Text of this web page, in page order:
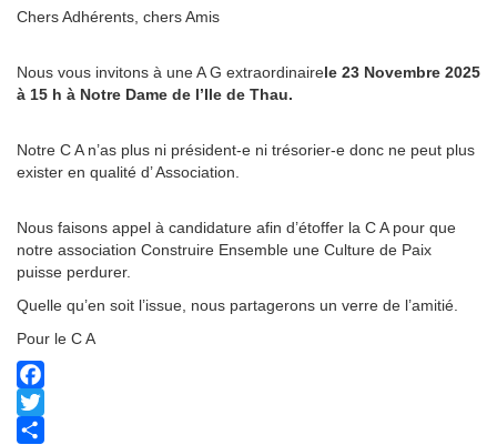
Chers Adhérents, chers Amis
Nous vous invitons à une A G extraordinairele 23 Novembre 2025
à 15 h à Notre Dame de l’Ile de Thau.
Notre C A n’as plus ni président-e ni trésorier-e donc ne peut plus
exister en qualité d’ Association.
Nous faisons appel à candidature afin d’étoffer la C A pour que
notre association Construire Ensemble une Culture de Paix
puisse perdurer.
Quelle qu’en soit l’issue, nous partagerons un verre de l’amitié.
Pour le C A
Facebook
Twitter